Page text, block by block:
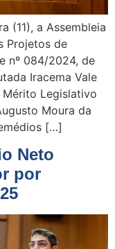
(11), a Assembleia
Projetos de
nº 084/2024, de
Iracema Vale
Mérito Legislativo
Moura da
[…]
Neto
por